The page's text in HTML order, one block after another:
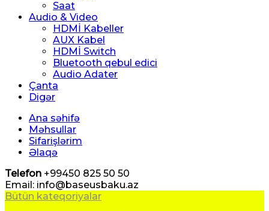
Saat
Audio & Video
HDMİ Kabeller
AUX Kabel
HDMİ Switch
Bluetooth qebul edici
Audio Adater
Çanta
Digər
Ana səhifə
Məhsullar
Sifarişlərim
Əlaqə
Telefon +99450 825 50 50
Email: info@baseusbaku.az
Bütün kateqoriyalar